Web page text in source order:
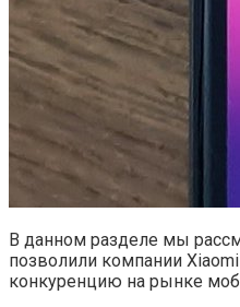
В данном разделе мы
позволили компании
конкуренцию на рынке